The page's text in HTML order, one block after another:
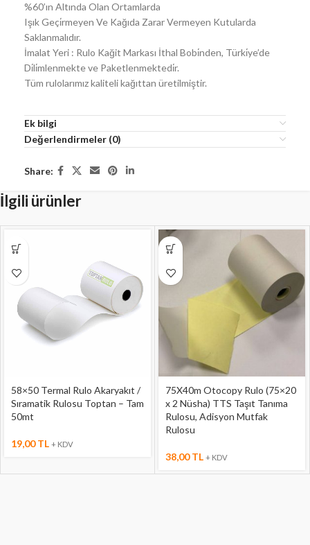
%60’ın Altında Olan Ortamlarda
Işık Geçi̇rmeyen Ve Kağıda Zarar Vermeyen Kutularda
Saklanmalıdır.
İmalat Yeri : Rulo Kağit Markası İthal Bobi̇nden, Türki̇ye’de
Di̇li̇mlenmekte ve Paketlenmektedi̇r.
Tüm rulolarımız kaliteli kağıttan üretilmiştir.
Ek bilgi
Değerlendirmeler (0)
Share:
İlgili ürünler
58×50 Termal Rulo Akaryakıt /
Sıramatik Rulosu Toptan – Tam
50mt
19,00TL + KDV
75X40m Otocopy Rulo (75×20
x 2 Nüsha) TTS Taşıt Tanıma
Rulosu, Adisyon Mutfak
Rulosu
38,00TL + KDV